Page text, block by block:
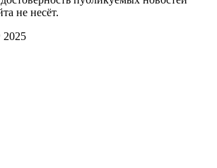
не несёт.
2025